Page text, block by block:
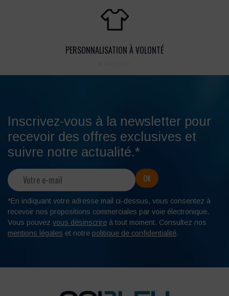
PERSONNALISATION À VOLONTÉ
Inscrivez-vous à la newsletter pour
recevoir des offres exclusives et
suivre notre actualité.*
*En indiquant votre adresse mail ci-dessus, vous consentez à
recevoir nos propositions commerciales par voie électronique.
Vous pouvez vous désinscrire à tout moment. Consultez nos
mentions légales et notre politique de confidentialité.